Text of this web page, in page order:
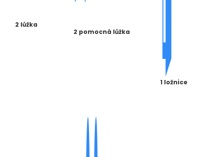
2 lůžka
2 pomocná lůžka
1 ložnice